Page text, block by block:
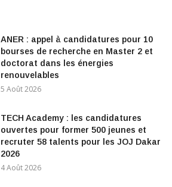
ANER : appel à candidatures pour 10
bourses de recherche en Master 2 et
doctorat dans les énergies
renouvelables
5 Août 2026
TECH Academy : les candidatures
ouvertes pour former 500 jeunes et
recruter 58 talents pour les JOJ Dakar
2026
4 Août 2026